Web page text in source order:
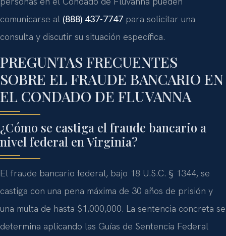
comunicarse al (888) 437-7747 para solicitar una
consulta y discutir su situación específica.
PREGUNTAS FRECUENTES
SOBRE EL FRAUDE BANCARIO EN
EL CONDADO DE FLUVANNA
¿Cómo se castiga el fraude bancario a
nivel federal en Virginia?
El fraude bancario federal, bajo 18 U.S.C. § 1344, se
castiga con una pena máxima de 30 años de prisión y
una multa de hasta $1,000,000. La sentencia concreta se
determina aplicando las Guías de Sentencia Federal